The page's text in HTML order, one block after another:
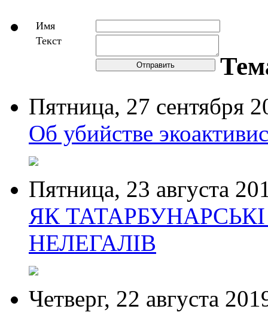
Имя
Текст
Отправить
Пятница, 27 сентября
Об убийстве
Пятница, 23 августа
ЯК
НЕЛЕГАЛІВ
Четверг, 22 августа